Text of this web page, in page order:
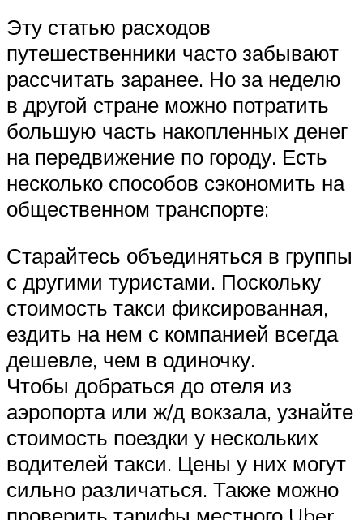
Эту статью расходов
путешественники часто забывают
рассчитать заранее. Но за неделю
в другой стране можно потратить
большую часть накопленных денег
на передвижение по городу. Есть
несколько способов сэкономить на
общественном транспорте:
Старайтесь объединяться в группы
с другими туристами. Поскольку
стоимость такси фиксированная,
ездить на нем с компанией всегда
дешевле, чем в одиночку.
Чтобы добраться до отеля из
аэропорта или ж/д вокзала, узнайте
стоимость поездки у нескольких
водителей такси. Цены у них могут
сильно различаться. Также можно